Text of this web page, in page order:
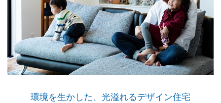
環境を生かした、光溢れるデザイン住宅